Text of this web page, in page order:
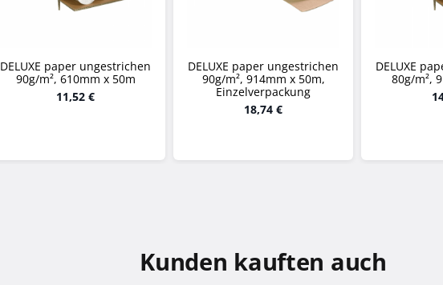
DELUXE paper ungestrichen
90g/m², 610mm x 50m
11,52 €
DELUXE paper ungestrichen
90g/m², 914mm x 50m,
Einzelverpackung
18,74 €
DELUXE
80g/m²,
Kunden kauften auch